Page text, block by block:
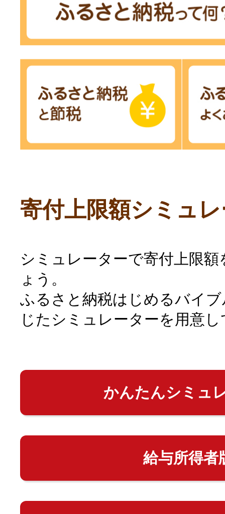
寄付上限額シミュ
シミュレーターで寄付上限
ょう。
ふるさと納税はじめるバイ
じたシミュレーターを用意
かんたんシミュ
給与所得者